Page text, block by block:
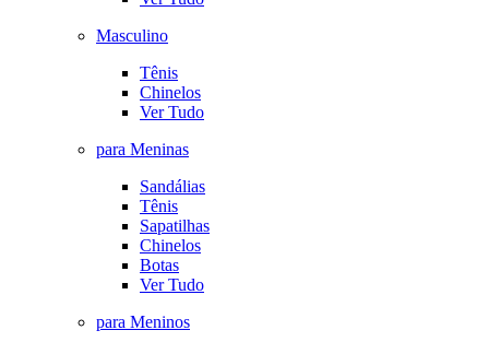
Masculino
Tênis
Chinelos
Ver Tudo
para Meninas
Sandálias
Tênis
Sapatilhas
Chinelos
Botas
Ver Tudo
para Meninos